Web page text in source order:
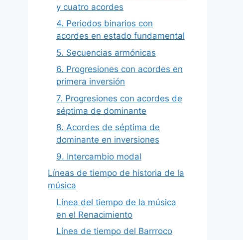
y cuatro acordes
4. Periodos binarios con
acordes en estado fundamental
5. Secuencias armónicas
6. Progresiones con acordes en
primera inversión
7. Progresiones con acordes de
séptima de dominante
8. Acordes de séptima de
dominante en inversiones
9. Intercambio modal
Líneas de tiempo de historia de la
música
Línea del tiempo de la música
en el Renacimiento
Línea de tiempo del Barrroco